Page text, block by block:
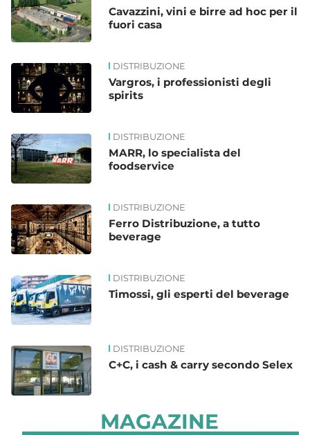
Cavazzini, vini e birre ad hoc per il
fuori casa
DISTRIBUZIONE
Vargros, i professionisti degli
spirits
DISTRIBUZIONE
MARR, lo specialista del
foodservice
DISTRIBUZIONE
Ferro Distribuzione, a tutto
beverage
DISTRIBUZIONE
Timossi, gli esperti del beverage
DISTRIBUZIONE
C+C, i cash & carry secondo Selex
MAGAZINE